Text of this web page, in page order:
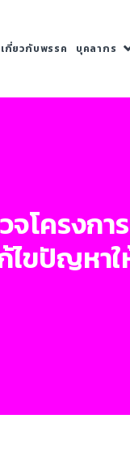
เกี่ยวกับพรรค บุคลากร
โครงก
ไขปัญหา